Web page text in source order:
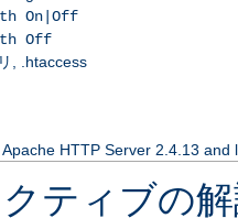
On|Off
Off
, .htaccess
HTTP Server 2.4.13 and
ティブの